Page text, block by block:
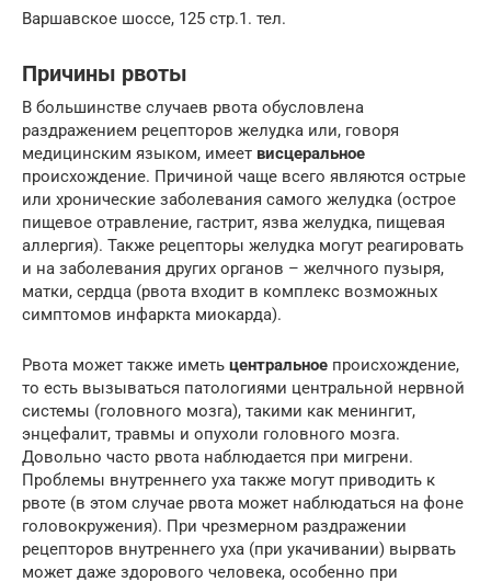
Варшавское шоссе, 125 стр.1. тел.
Причины рвоты
В большинстве случаев рвота обусловлена
раздражением рецепторов желудка или, говоря
медицинским языком, имеет висцеральное
происхождение. Причиной чаще всего являются острые
или хронические заболевания самого желудка (острое
пищевое отравление, гастрит, язва желудка, пищевая
аллергия). Также рецепторы желудка могут реагировать
и на заболевания других органов – желчного пузыря,
матки, сердца (рвота входит в комплекс возможных
симптомов инфаркта миокарда).
Рвота может также иметь центральное происхождение,
то есть вызываться патологиями центральной нервной
системы (головного мозга), такими как менингит,
энцефалит, травмы и опухоли головного мозга.
Довольно часто рвота наблюдается при мигрени.
Проблемы внутреннего уха также могут приводить к
рвоте (в этом случае рвота может наблюдаться на фоне
головокружения). При чрезмерном раздражении
рецепторов внутреннего уха (при укачивании) вырвать
может даже здорового человека, особенно при